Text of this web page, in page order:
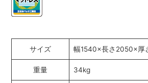
サイズ 幅1540×長さ2050×厚
重量 34kg